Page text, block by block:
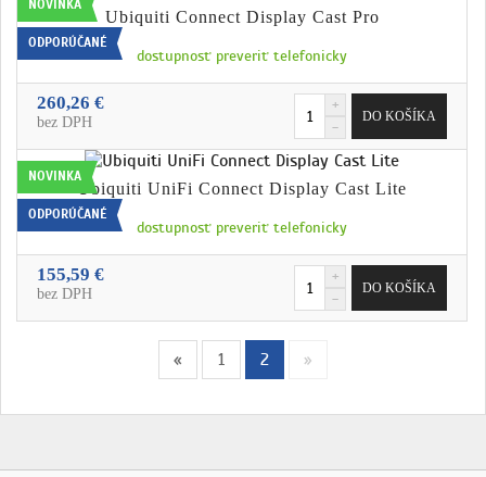
NOVINKA
ODPORÚČANÉ
Ubiquiti Connect Display Cast Pro
dostupnosť preveriť telefonicky
260,26 €
bez DPH
NOVINKA
ODPORÚČANÉ
Ubiquiti UniFi Connect Display Cast Lite
dostupnosť preveriť telefonicky
155,59 €
bez DPH
« 1 2 »